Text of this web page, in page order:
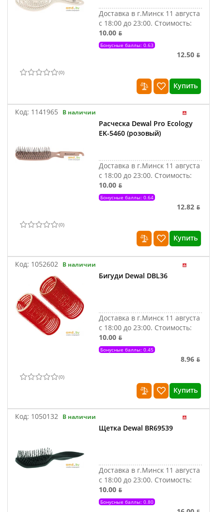
Доставка в г.Минск 11 августа
с 18:00 до 23:00. Стоимость:
10.00 ƃ
Бонусные баллы: 0.63
12.50 ƃ
(0)
Купить
Код: 1141965 В наличии
Расческа Dewal Pro Ecology
EK-5460 (розовый)
Доставка в г.Минск 11 августа
с 18:00 до 23:00. Стоимость:
10.00 ƃ
Бонусные баллы: 0.64
12.82 ƃ
(0)
Купить
Код: 1052602 В наличии
Бигуди Dewal DBL36
Доставка в г.Минск 11 августа
с 18:00 до 23:00. Стоимость:
10.00 ƃ
Бонусные баллы: 0.45
8.96 ƃ
(0)
Купить
Код: 1050132 В наличии
Щетка Dewal BR69539
Доставка в г.Минск 11 августа
с 18:00 до 23:00. Стоимость:
10.00 ƃ
Бонусные баллы: 0.80